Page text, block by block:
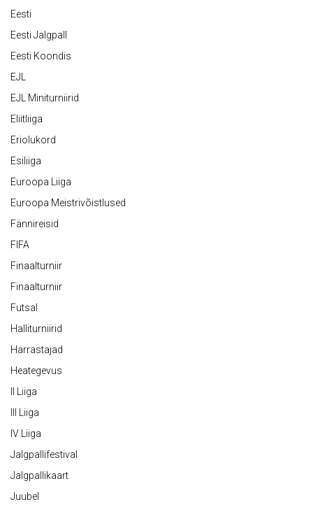
Eesti
Eesti Jalgpall
Eesti Koondis
EJL
EJL Miniturniirid
Eliitliiga
Eriolukord
Esiliiga
Euroopa Liiga
Euroopa Meistrivõistlused
Fännireisid
FIFA
Finaalturniir
Finaalturniir
Futsal
Halliturniirid
Harrastajad
Heategevus
II Liiga
III Liiga
IV Liiga
Jalgpallifestival
Jalgpallikaart
Juubel